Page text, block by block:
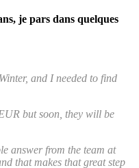
je pars dans quelques
and I needed to find
but soon, they will be
answer from the team at
that makes that great step